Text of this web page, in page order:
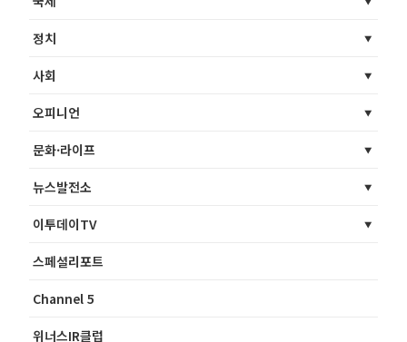
정치
사회
오피니언
문화·라이프
뉴스발전소
이투데이TV
스페셜리포트
Channel 5
위너스IR클럽